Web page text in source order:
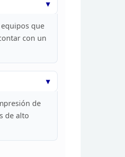
que
con un
de
de alto